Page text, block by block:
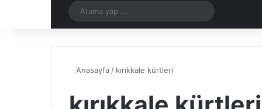
Rastgele Makale
yap
Anasayfa / kırıkkale kürtleri